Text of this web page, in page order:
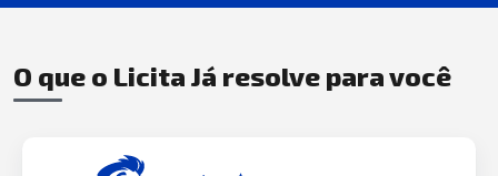
O que o Licita Já resolve para você